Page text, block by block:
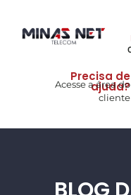
Precisa de
ajuda?
Acesse a área do
cliente